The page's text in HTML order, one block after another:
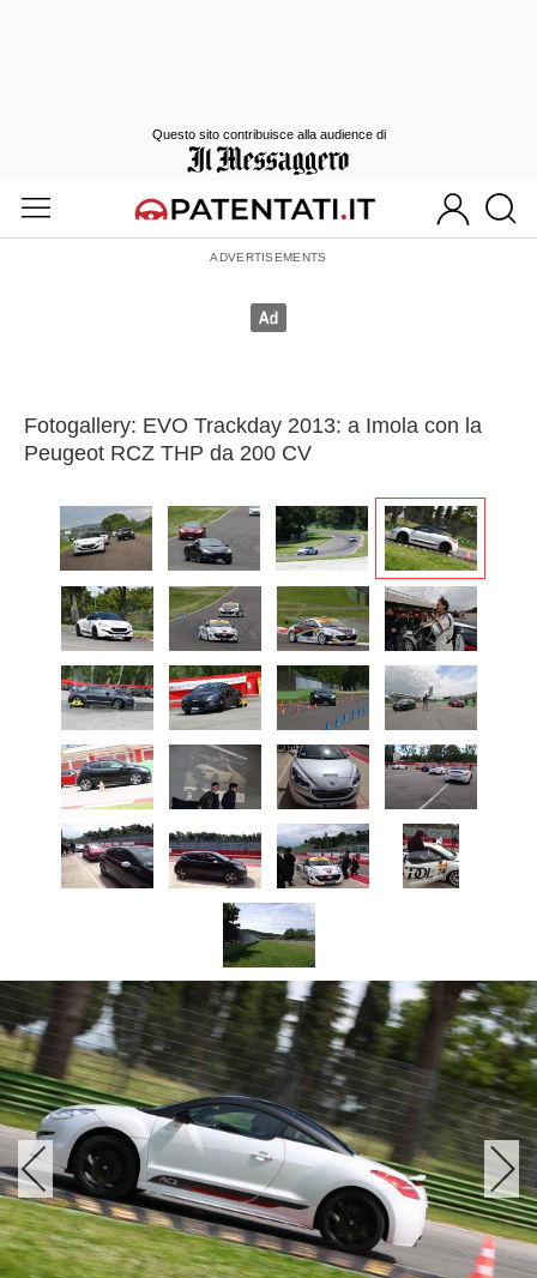
Fotogallery: EVO Trackday 2013: a Imola con la
Peugeot RCZ THP da 200 CV
Questo sito contribuisce alla audience di